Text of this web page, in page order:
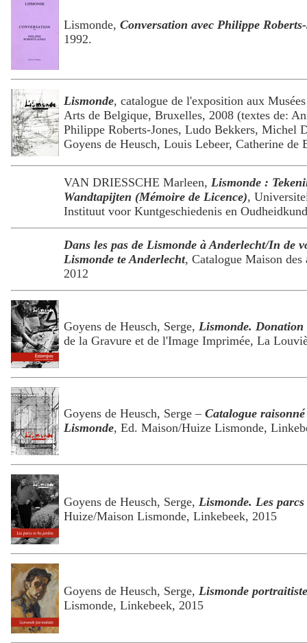
Lismonde, Conversation avec Philippe
1992.
Lismonde, catalogue de l'exposition aux
Arts de Belgique, Bruxelles, 2008 (textes de:
Philippe Roberts-Jones, Ludo Bekkers, Michel
Goyens de Heusch, Louis Lebeer, Catherine de
VAN DRIESSCHE Marleen, Lismonde :
Wandtapijten (Mémoire de Licence),
Instituut voor Kuntgeschiedenis en
Dans les pas de Lismonde à Anderlecht/In de
Lismonde te Anderlecht, Catalogue Maison
2012
Goyens de Heusch, Serge, Lismonde. Donation
de la Gravure et de l'Image Imprimée, La
Goyens de Heusch, Serge – Catalogue
Lismonde, Ed. Maison/Huize Lismonde,
Goyens de Heusch, Serge, Lismonde. Les
Huize/Maison Lismonde, Linkebeek, 2015
Goyens de Heusch, Serge, Lismonde portraitiste
Lismonde, Linkebeek, 2015